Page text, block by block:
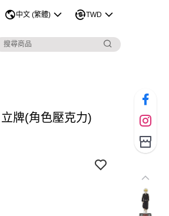
中文 (繁體) TWD
牌(角色壓克力)